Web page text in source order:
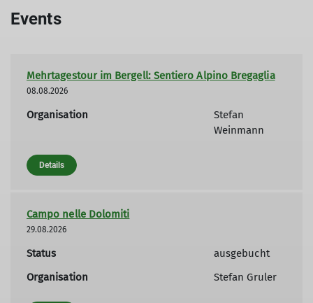
Events
Mehrtagestour im Bergell: Sentiero Alpino Bregaglia
08.08.2026
Organisation
Stefan
Weinmann
Details
Campo nelle Dolomiti
29.08.2026
Status
ausgebucht
Organisation
Stefan Gruler